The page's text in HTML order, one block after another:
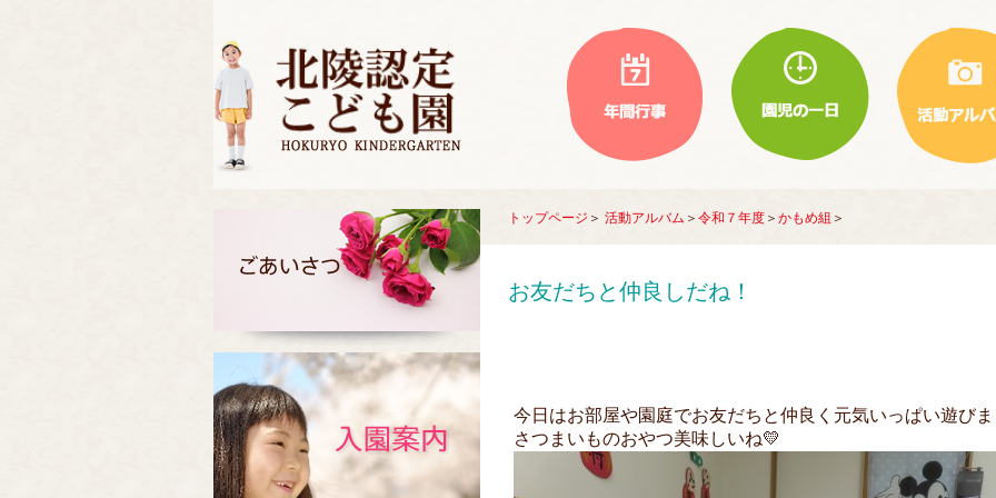
トップページ ＞ 活動アルバム ＞ 令和７年度 ＞ かもめ組 ＞
お友だちと仲良しだね！
今日はお部屋や園庭でお友だちと仲良く元気いっぱい遊びま
さつまいものおやつ美味しいね💛